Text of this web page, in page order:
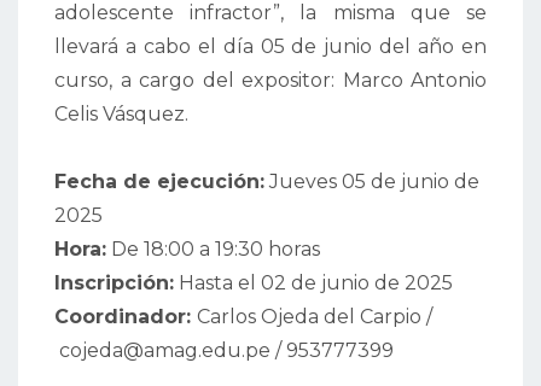
adolescente infractor”, la misma que se
llevará a cabo el día 05 de junio del año en
curso, a cargo del expositor: Marco Antonio
Celis Vásquez.
Fecha de ejecución:Jueves 05 de junio de
2025
Hora: De 18:00 a 19:30 horas
Inscripción: Hasta el 02 de junio de 2025
Coordinador: Carlos Ojeda del Carpio /
cojeda@amag.edu.pe / 953777399